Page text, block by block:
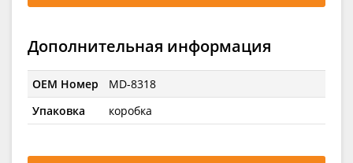
Дополнительная информация
OEM Номер
MD-8318
Упаковка
коробка